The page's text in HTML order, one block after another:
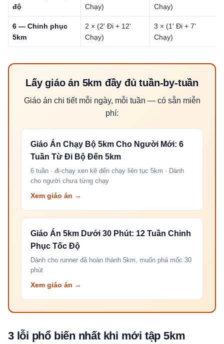
độ
Chạy)
Chạy)
6 — Chinh phục
5km
2 × (2' Đi + 12'
Chạy)
3 × (1' Đi + 7'
Chạy)
Lấy giáo án 5km đầy đủ tuần-by-tuần
Giáo án chi tiết mỗi ngày, mỗi tuần — có sẵn miễn
phí:
Giáo Án Chạy Bộ 5km Cho Người Mới: 6
Tuần Từ Đi Bộ Đến 5km
6 tuần · đi-chạy xen kẽ đến chạy liên tục 5km · Dành
cho người chưa từng chạy
Xem giáo án →
Giáo Án 5km Dưới 30 Phút: 12 Tuần Chinh
Phục Tốc Độ
Dành cho runner đã hoàn thành 5km, muốn phá mốc 30
phút
Xem giáo án →
3 lỗi phổ biến nhất khi mới tập 5km